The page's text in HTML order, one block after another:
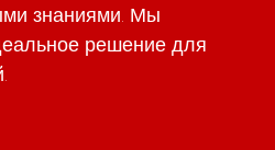
знаниями. Мы
решение для